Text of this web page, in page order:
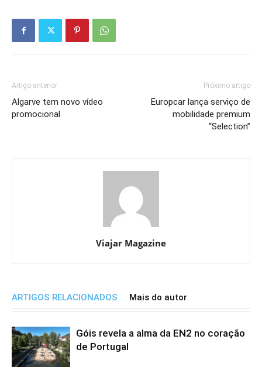
Artigo anterior
Algarve tem novo vídeo
promocional
Próximo artigo
Europcar lança serviço de
mobilidade premium
“Selection”
Viajar Magazine
ARTIGOS RELACIONADOS Mais do autor
Góis revela a alma da EN2 no coração
de Portugal